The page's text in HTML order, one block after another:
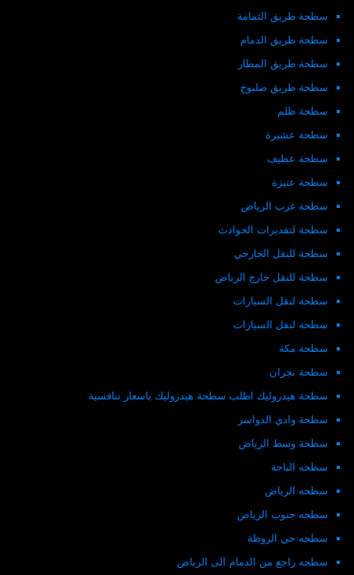
سطحة طريق الثمامة
سطحة طريق الدمام
سطحة طريق المطار
سطحة طريق صلبوخ
سطحة ظلم
سطحة عشيرة
سطحة عطيف
سطحة عنيزة
سطحة غرب الرياض
سطحة لتقديرات الحوادث
سطحة للنقل الخارجي
سطحة للنقل خارج الرياض
سطحة لنقل السيارات
سطحة لنقل السيارات
سطحة مكة
سطحة نجران
سطحة هيدروليك اطلب سطحة هيدروليك باسعار تنافسية
سطحة وادي الدواسر
سطحة وسط الرياض
سطحه الباحة
سطحه الرياض
سطحه جنوب الرياض
سطحه حي الروظة
سطحه راجع من الدمام الى الرياض